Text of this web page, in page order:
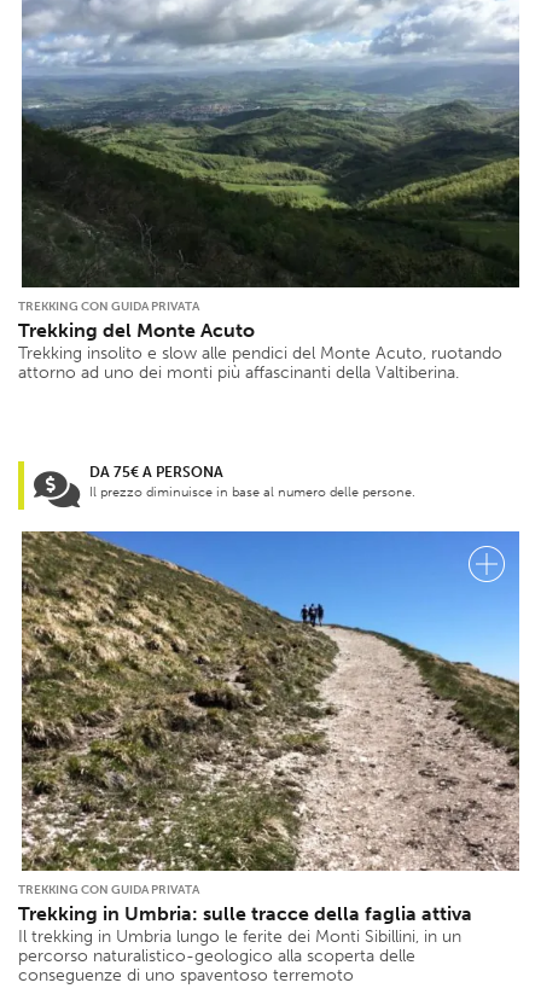
TREKKING CON GUIDA PRIVATA
Trekking del Monte Acuto
Trekking insolito e slow alle pendici del Monte Acuto, ruotando
attorno ad uno dei monti più affascinanti della Valtiberina.
DA 75€ A PERSONA
Il prezzo diminuisce in base al numero delle persone.
TREKKING CON GUIDA PRIVATA
Trekking in Umbria: sulle tracce della faglia attiva
Il trekking in Umbria lungo le ferite dei Monti Sibillini, in un
percorso naturalistico-geologico alla scoperta delle
conseguenze di uno spaventoso terremoto